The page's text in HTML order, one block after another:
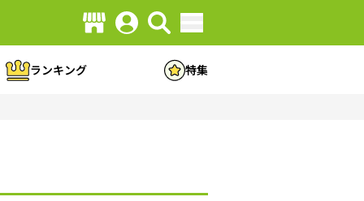
ランキング 特集